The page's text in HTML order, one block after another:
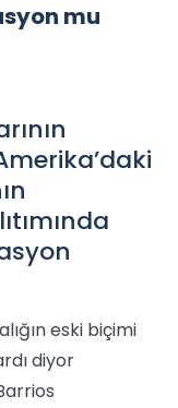
mu
eski biçimi
diyor